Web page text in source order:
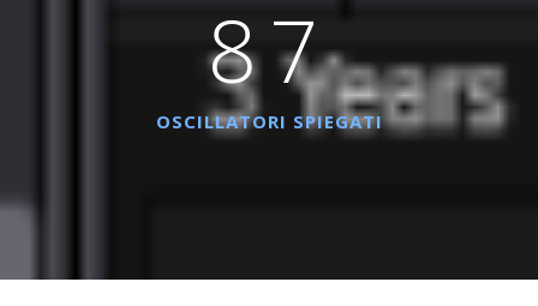
87
OSCILLATORI SPIEGATI